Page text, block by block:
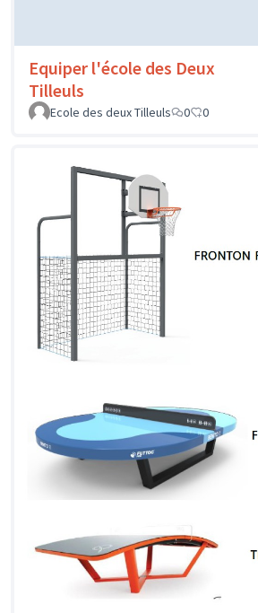
Equiper l'école des Deux
Tilleuls
Ecole des deux Tilleuls
0 0